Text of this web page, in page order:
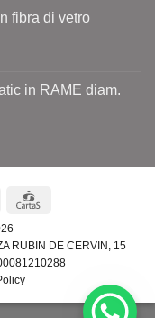
fibra di vetro
in RAME diam.
MasterCard
RUBIN DE CERVIN, 15